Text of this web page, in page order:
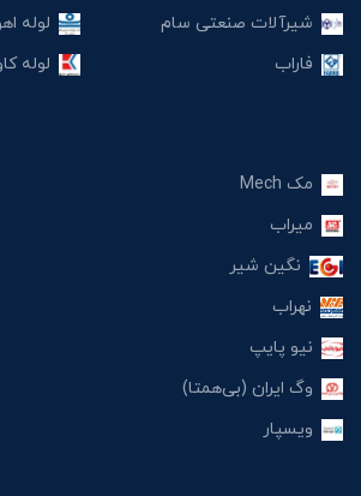
شیرآلات صنعتی سام
فاراب
لوله
لوله
مک Mech
میراب
نگین شیر
نهراب
نیو پایپ
وگ ایران (بی‌همتا)
ویسپار